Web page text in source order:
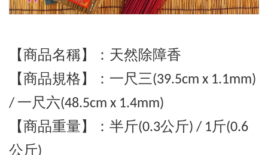
【商品名稱】：天然除障香
【商品規格】： 一尺三(39.5cm x 1.1mm)
/ 一尺六(48.5cm x 1.4mm)
【商品重量】：半斤(0.3公斤) / 1斤(0.6
公斤)